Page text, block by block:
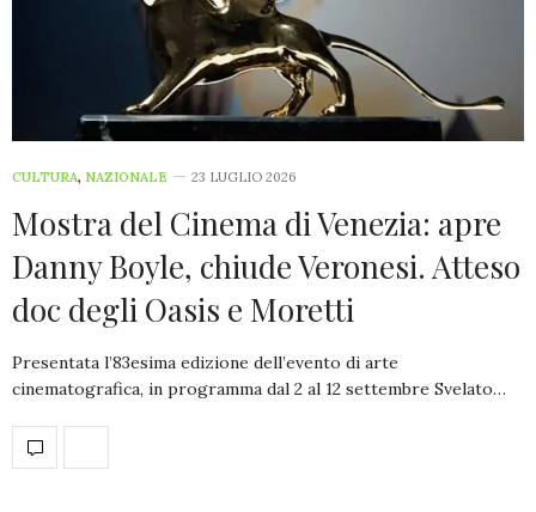
CULTURA, NAZIONALE 23 LUGLIO 2026
Mostra del Cinema di Venezia: apre
Danny Boyle, chiude Veronesi. Atteso
doc degli Oasis e Moretti
Presentata l’83esima edizione dell’evento di arte
cinematografica, in programma dal 2 al 12 settembre Svelato…